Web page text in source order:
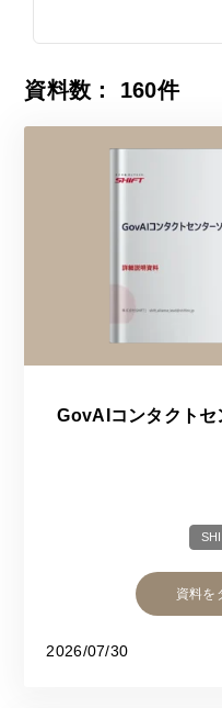
資料数： 160件
GovAIコンタクトセ
資料を
2026/07/30